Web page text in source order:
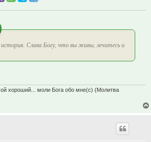
Слава Богу, что вы живы, лечитесь и
хороший... моли Бога обо мне(с) (Молитва